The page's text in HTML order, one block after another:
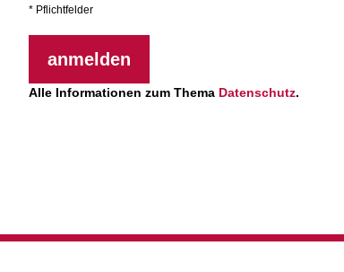
* Pflichtfelder
anmelden
Alle Informationen zum Thema Datenschutz.